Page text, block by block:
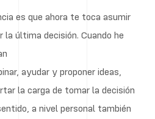
es que ahora te toca asumir
última decisión. Cuando he
ayudar y proponer ideas,
la carga de tomar la decisión
a nivel personal también